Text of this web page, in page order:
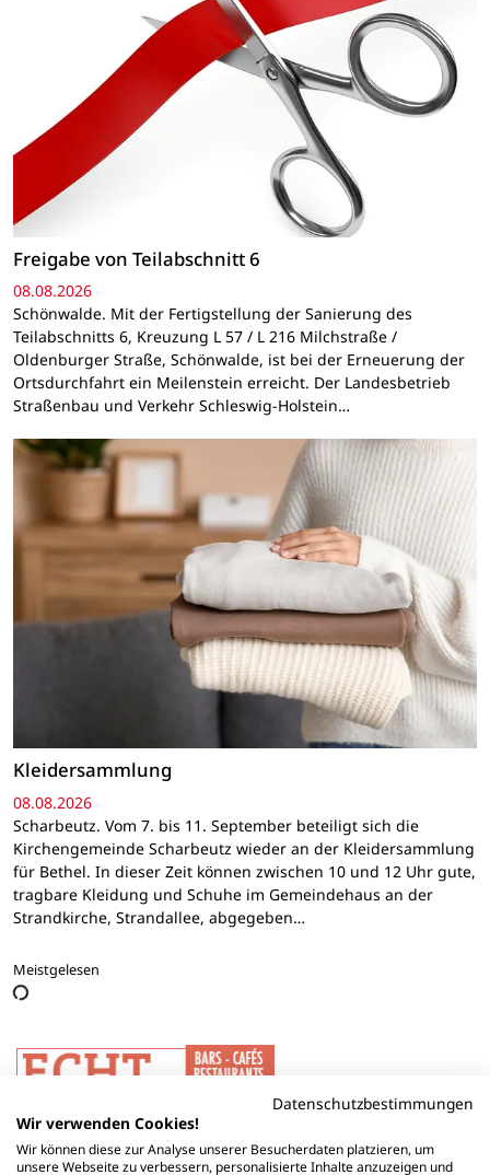
Freigabe von Teilabschnitt 6
08.08.2026
Schönwalde. Mit der Fertigstellung der Sanierung des
Teilabschnitts 6, Kreuzung L 57 / L 216 Milchstraße /
Oldenburger Straße, Schönwalde, ist bei der Erneuerung der
Ortsdurchfahrt ein Meilenstein erreicht. Der Landesbetrieb
Straßenbau und Verkehr Schleswig-Holstein…
Kleidersammlung
08.08.2026
Scharbeutz. Vom 7. bis 11. September beteiligt sich die
Kirchengemeinde Scharbeutz wieder an der Kleidersammlung
für Bethel. In dieser Zeit können zwischen 10 und 12 Uhr gute,
tragbare Kleidung und Schuhe im Gemeindehaus an der
Strandkirche, Strandallee, abgegeben…
Meistgelesen
Datenschutzbestimmungen
Wir verwenden Cookies!
Wir können diese zur Analyse unserer Besucherdaten platzieren, um
unsere Webseite zu verbessern, personalisierte Inhalte anzuzeigen und